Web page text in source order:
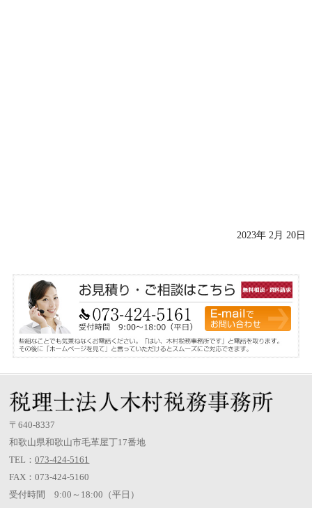
2023年 2月 20日
〒640-8337
和歌山県和歌山市毛革屋丁17番地
TEL：073-424-5161
FAX：073-424-5160
受付時間 9:00～18:00（平日）